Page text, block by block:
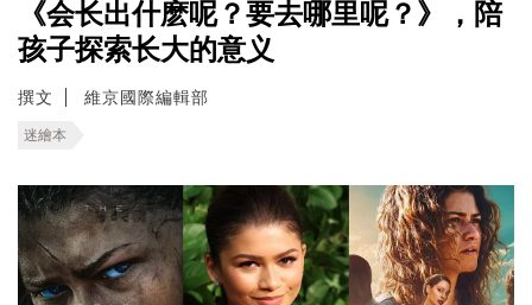
《会长出什麽呢？要去哪里呢？》，陪
孩子探索长大的意义
撰文 維京國際編輯部
迷繪本